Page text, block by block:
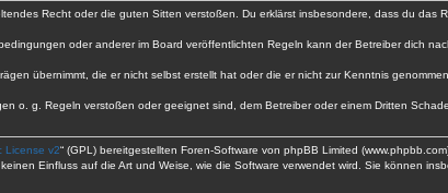
Recht oder die guten Sitten verstoßen. Du erklärst insbesondere, dass du das
oder anderer im Board veröffentlichten Regeln kann der Betreiber dich
übernimmt, die er nicht selbst erstellt hat oder die er nicht zur Kenntnis
o. g. Regeln verstoßen oder geeignet sind, dem Betreiber oder einem Dritten
License v2“ (GPL) bereitgestellten Foren-Software von phpBB Limited
Einfluss auf die Art und Weise, wie die Software verwendet wird. Sie können